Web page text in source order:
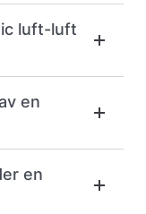
luft-luft
en
en